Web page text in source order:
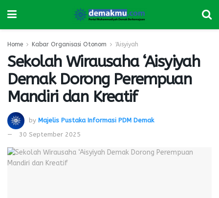
Home Kabar Organisasi Otonom 'Aisyiyah
Sekolah Wirausaha ‘Aisyiyah
Demak Dorong Perempuan
Mandiri dan Kreatif
by Majelis Pustaka Informasi PDM Demak
30 September 2025